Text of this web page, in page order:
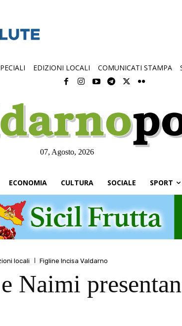
EDIZIONI LOCALI COMUNICATI STAMPA
07, Agosto, 2026
ECONOMIA CULTURA SOCIALE SPORT
locali Figline Incisa Valdarno
Naimi